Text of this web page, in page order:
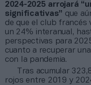
2024-2025 arrojará
significativas” que
de que el club francés
un 24% interanual,
perspectivas para
cuanto a recuperar
con la pandemia.
Tras acumular
rojos entre 2019 y